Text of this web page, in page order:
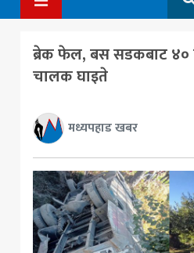
ब्रेक फेल, बस सडकबाट ४०
चालक घाइते
मध्यपहाड खबर